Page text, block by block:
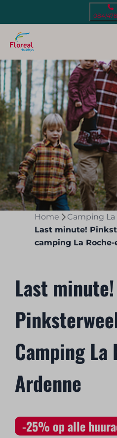
084/
Home
Camping
Last minute!
camping La
Last minute!
Camping La
Ardenne
-25% op alle